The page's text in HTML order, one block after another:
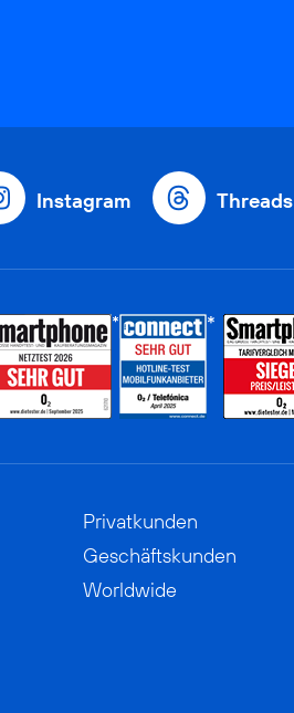
Instagram Threads
Privatkunden
Geschäftskunden
Worldwide